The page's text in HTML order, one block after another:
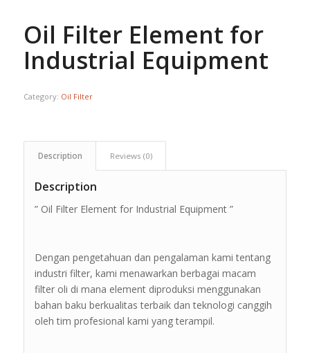
Oil Filter Element for
Industrial Equipment
Category: Oil Filter
Description Reviews (0)
Description
” Oil Filter Element for Industrial Equipment ”
Dengan pengetahuan dan pengalaman kami tentang
industri filter, kami menawarkan berbagai macam
filter oli di mana element diproduksi menggunakan
bahan baku berkualitas terbaik dan teknologi canggih
oleh tim profesional kami yang terampil.